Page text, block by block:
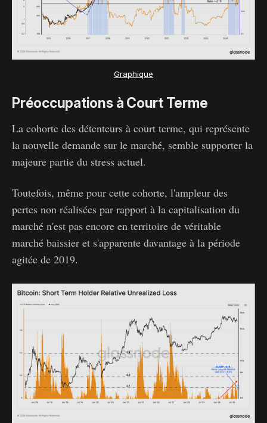
Graphique
Préoccupations à Court Terme
La cohorte des détenteurs à court terme, qui représente
la nouvelle demande sur le marché, semble supporter la
majeure partie du stress actuel.
Toutefois, même pour cette cohorte, l'ampleur des
pertes non réalisées par rapport à la capitalisation du
marché n'est pas encore en territoire de véritable
marché baissier et s'apparente davantage à la période
agitée de 2019.